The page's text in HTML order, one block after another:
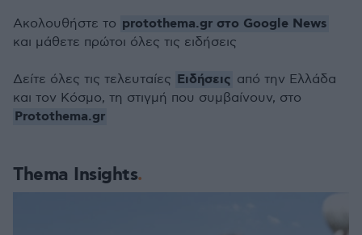
Thema Insights
Ακολουθήστε το protothema.gr στο Google News
και μάθετε πρώτοι όλες τις ειδήσεις
Δείτε όλες τις τελευταίες Ειδήσεις από την Ελλάδα
και τον Κόσμο, τη στιγμή που συμβαίνουν, στο
Protothema.gr